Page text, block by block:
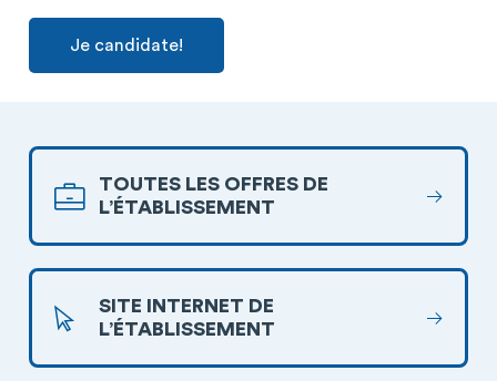
Je candidate!
TOUTES LES OFFRES DE
L’ÉTABLISSEMENT
SITE INTERNET DE
L’ÉTABLISSEMENT